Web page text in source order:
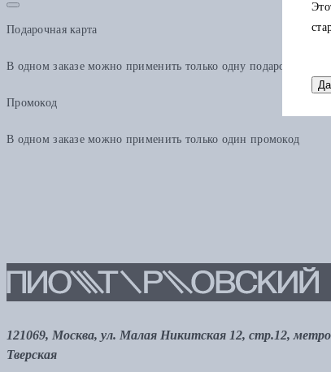
Подарочная карта
В одном заказе можно применить только одну подарочную
Промокод
В одном заказе можно применить только один промокод
121069, Москва, ул. Малая Никитская 12, стр.12,
Тверская